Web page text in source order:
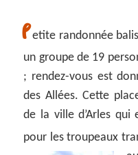
Petite randonnée
un groupe de 19
; rendez-vous est
des Allées. Cette
de la ville d’Arles
pour les troupeaux